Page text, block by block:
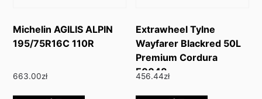
Michelin AGILIS ALPIN
195/75R16C 110R
663.00zł
Extrawheel Tylne
Wayfarer Blackred 50L
Premium Cordura
E0048
456.44zł